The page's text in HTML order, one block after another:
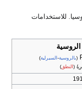
للاستخدامات
الروسية
(بالروسية-السيرلية)
(النطق )